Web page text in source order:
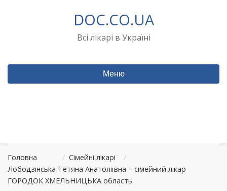
DOC.CO.UA
Всі лікарі в Україні
Меню
Головна / Сімейні лікарі
/
Лободзінська Тетяна Анатоліївна – сімейний лікар
ГОРОДОК ХМЕЛЬНИЦЬКА область